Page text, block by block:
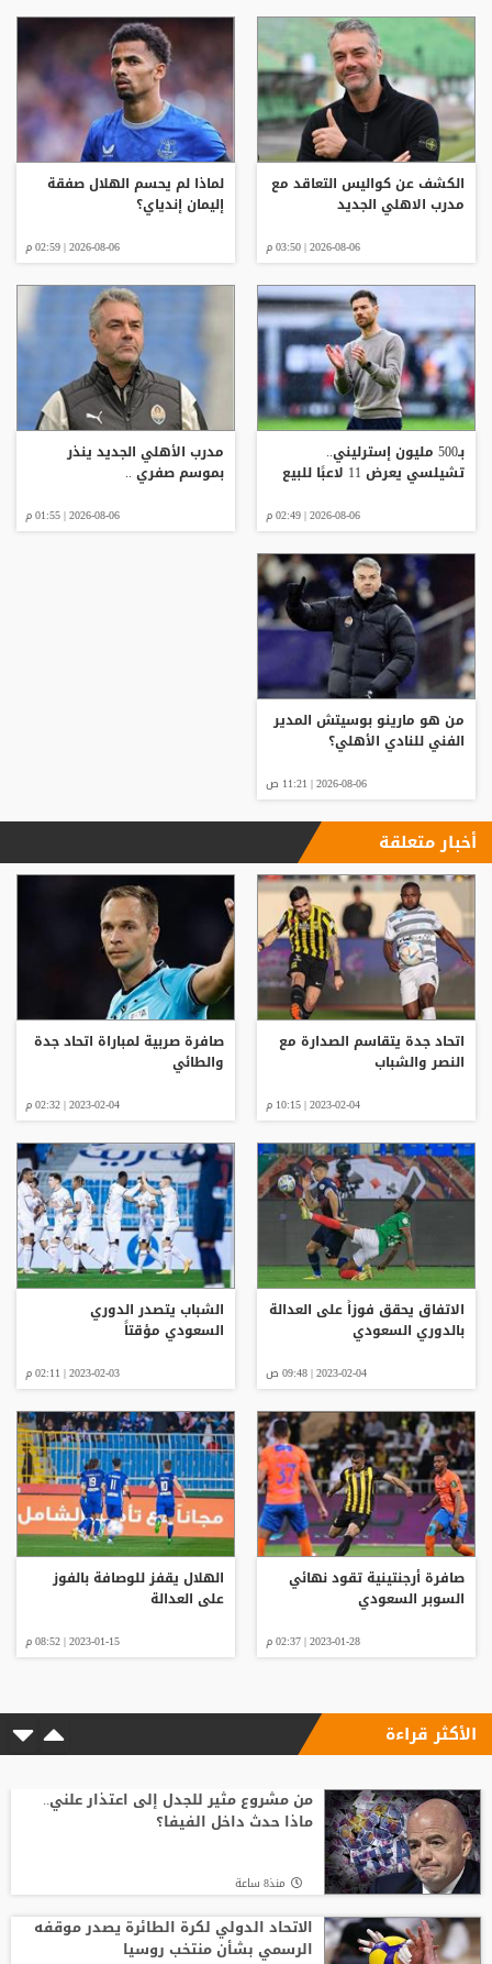
الكشف عن كواليس التعاقد مع
مدرب الاهلي الجديد
2026-08-06 | 03:50 م
لماذا لم يحسم الهلال صفقة
إليمان إندياي؟
2026-08-06 | 02:59 م
بـ500 مليون إسترليني..
تشيلسي يعرض 11 لاعبًا للبيع
2026-08-06 | 02:49 م
مدرب الأهلي الجديد ينذر
بموسم صفري ..
2026-08-06 | 01:55 م
من هو مارينو بوسيتش المدير
الفني للنادي الأهلي؟
2026-08-06 | 11:21 ص
أخبار متعلقة
اتحاد جدة يتقاسم الصدارة مع
النصر والشباب
2023-02-04 | 10:15 م
صافرة صربية لمباراة اتحاد جدة
والطائي
2023-02-04 | 02:32 م
الاتفاق يحقق فوزاً على العدالة
بالدوري السعودي
2023-02-04 | 09:48 ص
الشباب يتصدر الدوري
السعودي مؤقتاً
2023-02-03 | 02:11 م
صافرة أرجنتينية تقود نهائي
السوبر السعودي
2023-01-28 | 02:37 م
الهلال يقفز للوصافة بالفوز
على العدالة
2023-01-15 | 08:52 م
الأكثر قراءة
من مشروع مثير للجدل إلى اعتذار علني..
ماذا حدث داخل الفيفا؟
منذ8 ساعة
الاتحاد الدولي لكرة الطائرة يصدر موقفه
الرسمي بشأن منتخب روسيا